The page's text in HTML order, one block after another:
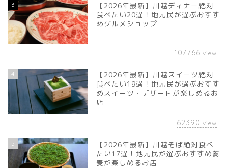
3
【2026年最新】川越ディナー絶対
食べたい20選！地元民が選ぶおすす
めグルメショップ
107766 view
4
【2026年最新】川越スイーツ絶対
食べたい19選！地元民が選ぶおすす
めスイーツ・デザートが楽しめるお
店
62390 view
5
【2026年最新】川越そば絶対食べ
たい17選！地元民が選ぶおすすめ蕎
麦が楽しめるお店